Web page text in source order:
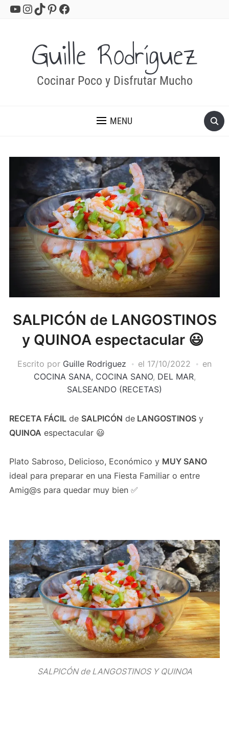
YouTube
Instagram
TikTok
Pinterest
Facebook
Guille Rodríguez
Cocinar Poco y Disfrutar Mucho
MENU
SALPICÓN de LANGOSTINOS
y QUINOA espectacular 😃
Escrito por Guille Rodriguez el 17/10/2022
en
COCINA SANA, COCINA SANO, DEL MAR,
SALSEANDO (RECETAS)
RECETA FÁCILde SALPICÓN deLANGOSTINOSy
QUINOA espectacular 😃
Plato Sabroso, Delicioso, Económico y MUY SANO
ideal para preparar en una Fiesta Familiar o entre
Amig@s para quedar muy bien ✅
SALPICÓN de LANGOSTINOS Y QUINOA